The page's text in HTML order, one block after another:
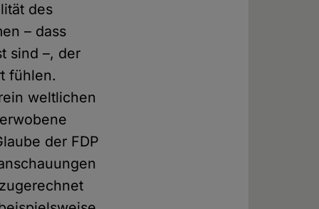
des
– dass
sind –, der
fühlen.
weltlichen
der FDP